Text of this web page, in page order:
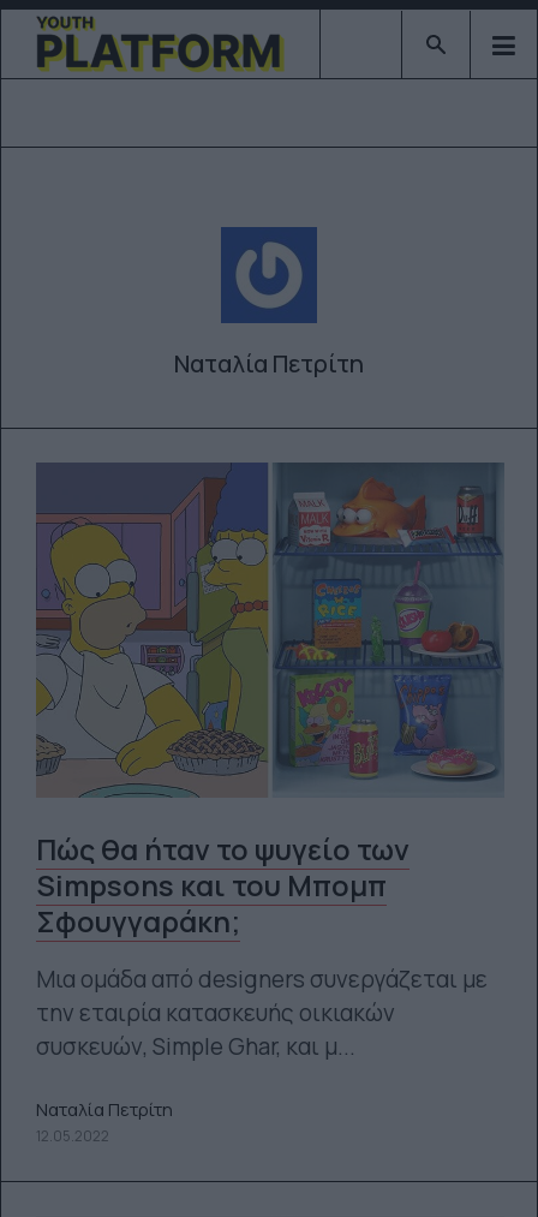
Type 2 or
Ναταλία Πετρίτη
Πώς θα ήταν το ψυγείο των
Simpsons και του Μπομπ
Σφουγγαράκη;
Μια ομάδα από designers συνεργάζεται με
την εταιρία κατασκευής οικιακών
συσκευών, Simple Ghar, και μ...
Ναταλία Πετρίτη
12.05.2022